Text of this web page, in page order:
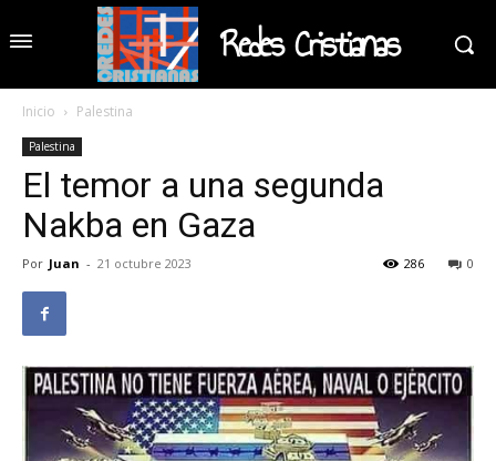
Redes Cristianas
Inicio Palestina
Palestina
El temor a una segunda
Nakba en Gaza
Por Juan - 21 octubre 2023 0
286